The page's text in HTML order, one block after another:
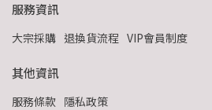
服務資訊
大宗採購 退換貨流程 VIP會員制度
其他資訊
服務條款 隱私政策